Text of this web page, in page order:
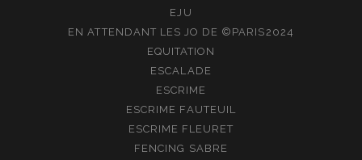
EJU
EN ATTENDANT LES JO DE ©PARIS2024
EQUITATION
ESCALADE
ESCRIME
ESCRIME FAUTEUIL
ESCRIME FLEURET
FENCING SABRE